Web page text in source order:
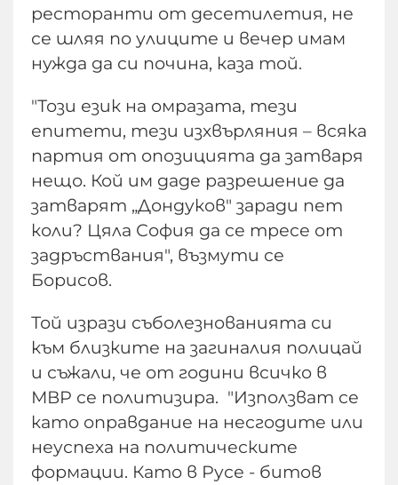
ресторанти от десетилетия, не
се шляя по улиците и вечер имам
нужда да си почина, каза той.
"Този език на омразата, тези
епитети, тези изхвърляния – всяка
партия от опозицията да затваря
нещо. Кой им даде разрешение да
затварят „Дондуков" заради пет
коли? Цяла София да се тресе от
задръствания", възмути се
Борисов.
Той изрази съболезнованията си
към близките на загиналия полицай
и съжали, че от години всичко в
МВР се политизира. "Използват се
като оправдание на несгодите или
неуспеха на политическите
формации. Като в Русе - битов